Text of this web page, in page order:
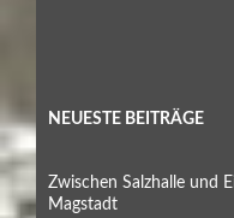
NEUESTE BEITRÄGE
Zwischen Salzhalle und
Magstadt